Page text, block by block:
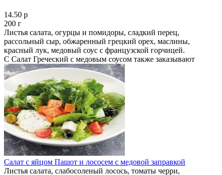
14.50 р
200 г
Листья салата, огурцы и помидоры, сладкий перец,
рассольный сыр, обжаренный грецкий орех, маслины,
красный лук, медовый соус с французской горчицей.
С Салат Греческий с медовым соусом также заказывают
Салат с яйцом Пашот и лососем с медовой заправкой
Листья салата, слабосоленый лосось, томаты черри,